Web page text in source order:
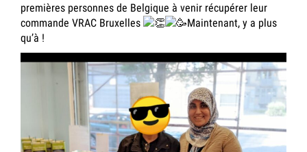
premières personnes de Belgique à venir récupérer leur
commande VRAC Bruxelles
Maintenant, y a plus
qu’à !